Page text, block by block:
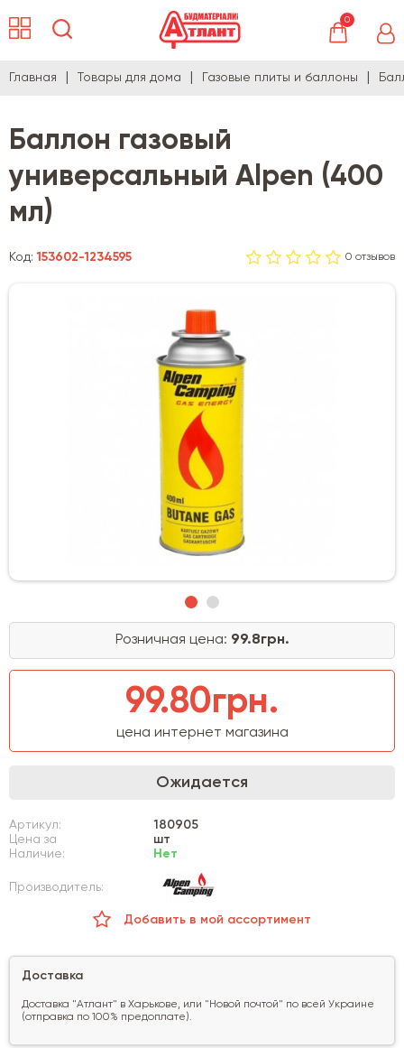
0
Главная Товары для дома Газовые плиты и баллоны
Баллон газовый
универсальный Alpen (400
мл)
Код:153602-1234595 0 отзывов
Розничная цена: 99.8грн.
99.80грн.
цена интернет магазина
Ожидается
Артикул:
180905
Цена за
шт
Наличие:
Нет
Производитель:
Добавить в мой ассортимент
Доставка
Доставка "Атлант" в Харькове, или "Новой почтой" по всей Украине
(отправка по 100% предоплате).